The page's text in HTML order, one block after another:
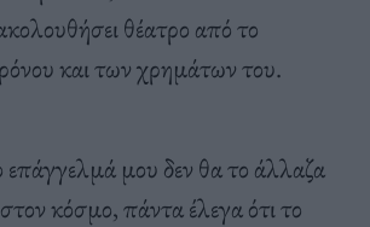
θέατρο από το
και των χρημάτων του.
επάγγελμά μου δεν θα το άλλαζα
κόσμο, πάντα έλεγα ότι το